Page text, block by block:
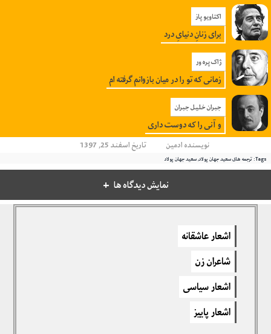
اکتاویو پاز
برای زنانِ دنیایِ درد
ژاک پره‌ ور
زمانی که تو را در میان بازوانم گرفته ام
جبران خلیل جبران
و آنی را که دوست داری
نویسندهادمین تاریخ اسفند 25, 1397
Tags: ترجمه های سعید جهان پولاد,سعید جهان پولاد
نمایش دیدگاه ها
دیدگاهتان را بنویسید
برای نوشتن دیدگاه باید
اشعار عاشقانه
شاعران زن
اشعار سیاسی
اشعار پاییز